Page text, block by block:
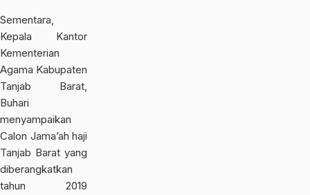
Sementara,
Kepala Kantor
Kementerian
Agama Kabupaten
Tanjab Barat,
Buhari
menyampaikan
Calon Jama’ah haji
Tanjab Barat yang
diberangkatkan
tahun 2019